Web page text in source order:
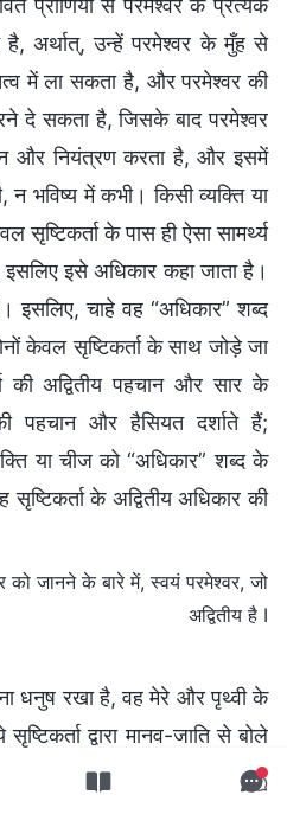
अर्थात्, उन्हें परमेश्वर के मुँह से
में ला सकता है, और परमेश्वर की
दे सकता है, जिसके बाद परमेश्वर
और नियंत्रण करता है, और इसमें
न भविष्य में कभी। किसी व्यक्ति या
के पास ही ऐसा सामर्थ्य
इसे अधिकार कहा जाता है।
इसलिए, चाहे वह “अधिकार” शब्द
केवल सृष्टिकर्ता के साथ जोड़े जा
की अद्वितीय पहचान और सार के
पहचान और हैसियत दर्शाते हैं;
या चीज को “अधिकार” शब्द के
के अद्वितीय अधिकार की
जानने के बारे में, स्वयं परमेश्वर, जो
अद्वितीय है I
धनुष रखा है, वह मेरे और पृथ्वी के
द्वारा मानव-जाति से बोले
ये वचन कहे, मनुष्य की आँखों के